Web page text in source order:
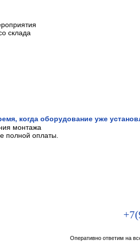
склада
когда оборудование уже
монтажа
полной оплаты.
Оперативно ответим на